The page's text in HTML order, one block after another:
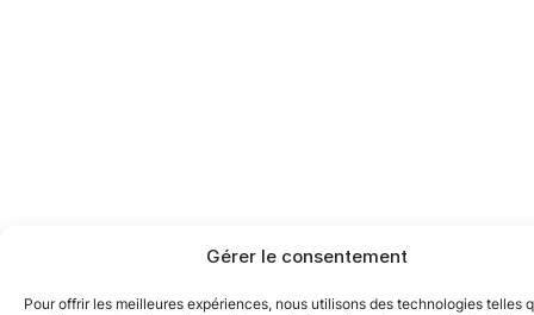
Gérer le consentement
Pour offrir les meilleures expériences, nous utilisons des technologies telles